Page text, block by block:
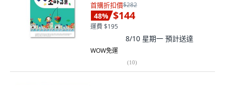
首購折扣價$282
48% $144
運費 $195
8/10 星期一 預計送達
WOW免運
(10)